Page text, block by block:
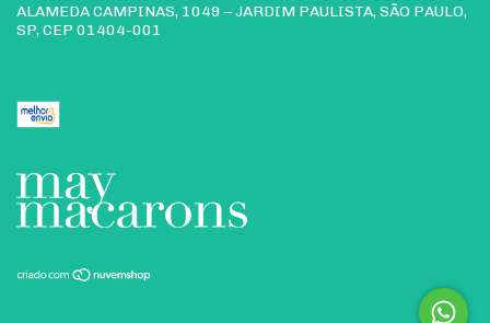
ALAMEDA CAMPINAS, 1049 – JARDIM PAULISTA, SÃO PAULO,
SP, CEP 01404-001